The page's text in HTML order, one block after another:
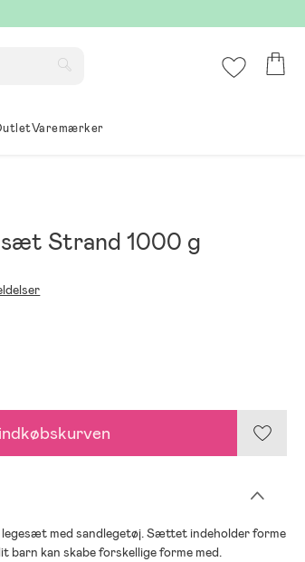
Varemærker
Strand 1000 g
med sandlegetøj. Sættet indeholder forme
barn kan skabe forskellige forme med.